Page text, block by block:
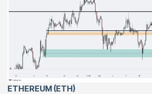
ETHEREUM (ETH)